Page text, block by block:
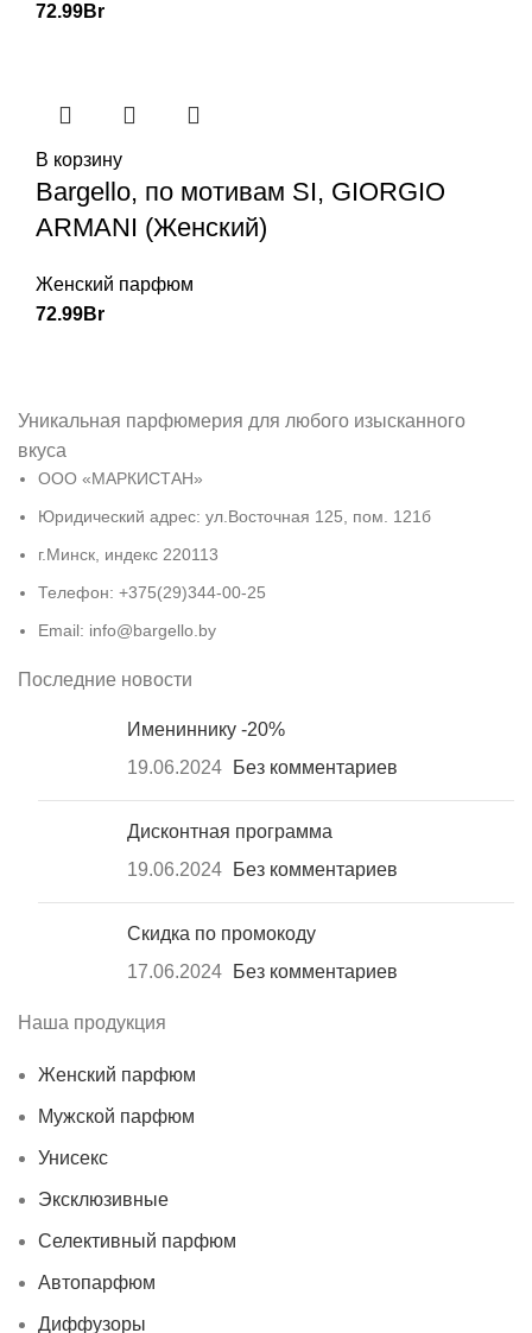
72.99Br
В корзину
Bargello, по мотивам SI, GIORGIO
ARMANI (Женский)
Женский парфюм
72.99Br
Уникальная парфюмерия для любого изысканного
вкуса
ООО «МАРКИСТАН»
Юридический адрес: ул.Восточная 125, пом. 121б
г.Минск, индекс 220113
Телефон: +375(29)344-00-25
Email: info@bargello.by
Последние новости
Имениннику -20%
19.06.2024
Без комментариев
Дисконтная программа
19.06.2024
Без комментариев
Скидка по промокоду
17.06.2024
Без комментариев
Наша продукция
Женский парфюм
Мужской парфюм
Унисекс
Эксклюзивные
Селективный парфюм
Автопарфюм
Диффузоры